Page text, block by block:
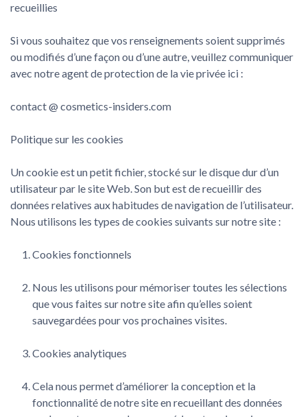
recueillies
Si vous souhaitez que vos renseignements soient supprimés
ou modifiés d’une façon ou d’une autre, veuillez communiquer
avec notre agent de protection de la vie privée ici :
contact @ cosmetics-insiders.com
Politique sur les cookies
Un cookie est un petit fichier, stocké sur le disque dur d’un
utilisateur par le site Web. Son but est de recueillir des
données relatives aux habitudes de navigation de l’utilisateur.
Nous utilisons les types de cookies suivants sur notre site :
Cookies fonctionnels
Nous les utilisons pour mémoriser toutes les sélections
que vous faites sur notre site afin qu’elles soient
sauvegardées pour vos prochaines visites.
Cookies analytiques
Cela nous permet d’améliorer la conception et la
fonctionnalité de notre site en recueillant des données